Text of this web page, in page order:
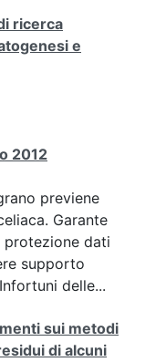
ricerca
e
2012
previene
Garante
dati
supporto
delle...
sui metodi
di alcuni